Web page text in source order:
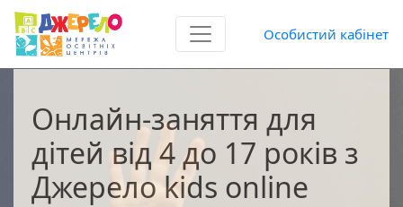
Особистий кабінет
Онлайн-заняття для
дітей від 4 до 17 років з
Джерело kids online